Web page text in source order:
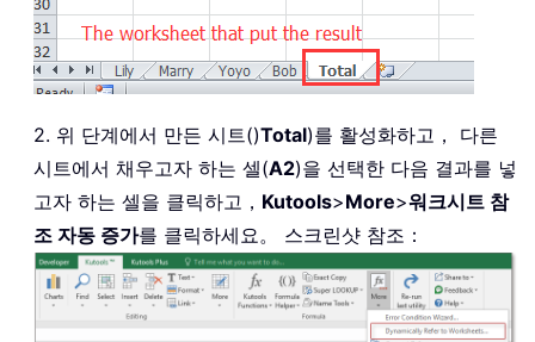
2. 위 단계에서 만든 시트()Total)를 활성화하고， 다른
시트에서 채우고자 하는 셀(A2)을 선택한 다음 결과를 넣
고자 하는 셀을 클릭하고， Kutools>More>워크시트 참
조 자동 증가를 클릭하세요。 스크린샷 참조：